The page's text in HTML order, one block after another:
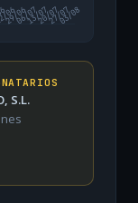
06
29/0606/0713/0720/0727/07
03/08
S.L.